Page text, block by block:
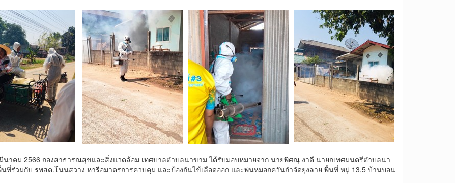
นาคม 2566 กองสาธารณสุขและสิ่งแวดล้อม เทศบาลตำบลนาขาม ได้รับมอบหมายจาก นายพิศณุ งาดี นายกเทศมนตรีตำบลนา
ที่ร่วมกับ รพสต.โนนสวาง หารือมาตรการควบคุม และป้องกันไข้เลือดออก และพ่นหมอกควันกำจัดยุงลาย พื้นที่ หมู่ 13,5 บ้านบอน